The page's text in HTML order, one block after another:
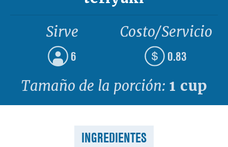
Sirve
6
Costo/Servicio
0.83
Tamaño de la porción: 1 cup
INGREDIENTES